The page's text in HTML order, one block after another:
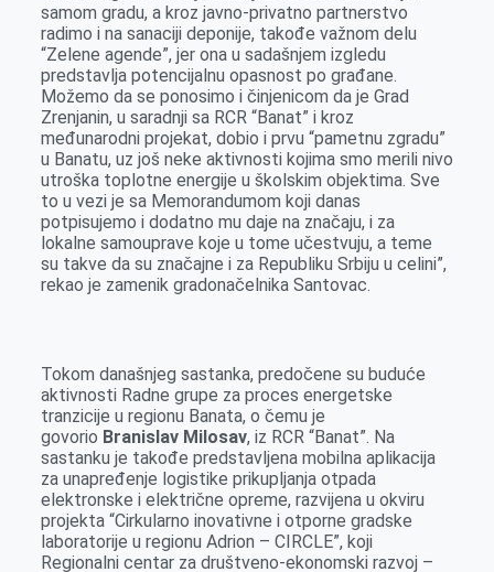
samom gradu, a kroz javno-privatno partnerstvo
radimo i na sanaciji deponije, takođe važnom delu
“Zelene agende”, jer ona u sadašnjem izgledu
predstavlja potencijalnu opasnost po građane.
Možemo da se ponosimo i činjenicom da je Grad
Zrenjanin, u saradnji sa RCR “Banat” i kroz
međunarodni projekat, dobio i prvu “pametnu zgradu”
u Banatu, uz još neke aktivnosti kojima smo merili nivo
utroška toplotne energije u školskim objektima. Sve
to u vezi je sa Memorandumom koji danas
potpisujemo i dodatno mu daje na značaju, i za
lokalne samouprave koje u tome učestvuju, a teme
su takve da su značajne i za Republiku Srbiju u celini”,
rekao je zamenik gradonačelnika Santovac.
Tokom današnjeg sastanka, predočene su buduće
aktivnosti Radne grupe za proces energetske
tranzicije u regionu Banata, o čemu je
govorio Branislav Milosav, iz RCR “Banat”. Na
sastanku je takođe predstavljena mobilna aplikacija
za unapređenje logistike prikupljanja otpada
elektronske i električne opreme, razvijena u okviru
projekta “Cirkularno inovativne i otporne gradske
laboratorije u regionu Adrion – CIRCLE”, koji
Regionalni centar za društveno-ekonomski razvoj –